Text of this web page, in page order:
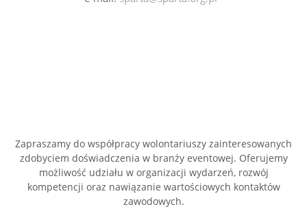
Zapraszamy do współpracy wolontariuszy zainteresowanych
zdobyciem doświadczenia w branży eventowej. Oferujemy
możliwość udziału w organizacji wydarzeń, rozwój
kompetencji oraz nawiązanie wartościowych kontaktów
zawodowych.